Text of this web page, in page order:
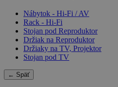
Nábytok - Hi-Fi / AV
Rack - Hi-Fi
Stojan pod Reproduktor
Držiak na Reproduktor
Držiaky na TV, Projektor
Stojan pod TV
← Späť